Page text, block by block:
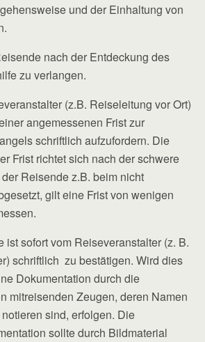
und der Einhaltung von
nach der Entdeckung des
zu verlangen.
(z.B. Reiseleitung vor Ort)
angemessenen Frist zur
schriftlich aufzufordern. Die
Frist richtet sich nach der schwere
Reisende z.B. beim nicht
gilt eine Frist von wenigen
ist sofort vom Reiseveranstalter (z. B.
schriftlich zu bestätigen. Wird dies
Dokumentation durch die
mitreisenden Zeugen, deren Namen
sind, erfolgen. Die
sollte durch Bildmaterial